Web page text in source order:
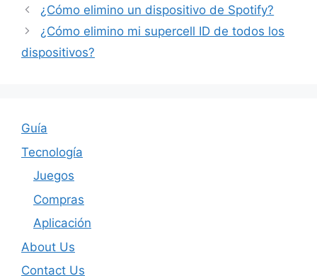
¿Cómo elimino un dispositivo de Spotify?
¿Cómo elimino mi supercell ID de todos los
dispositivos?
Guía
Tecnología
Juegos
Compras
Aplicación
About Us
Contact Us